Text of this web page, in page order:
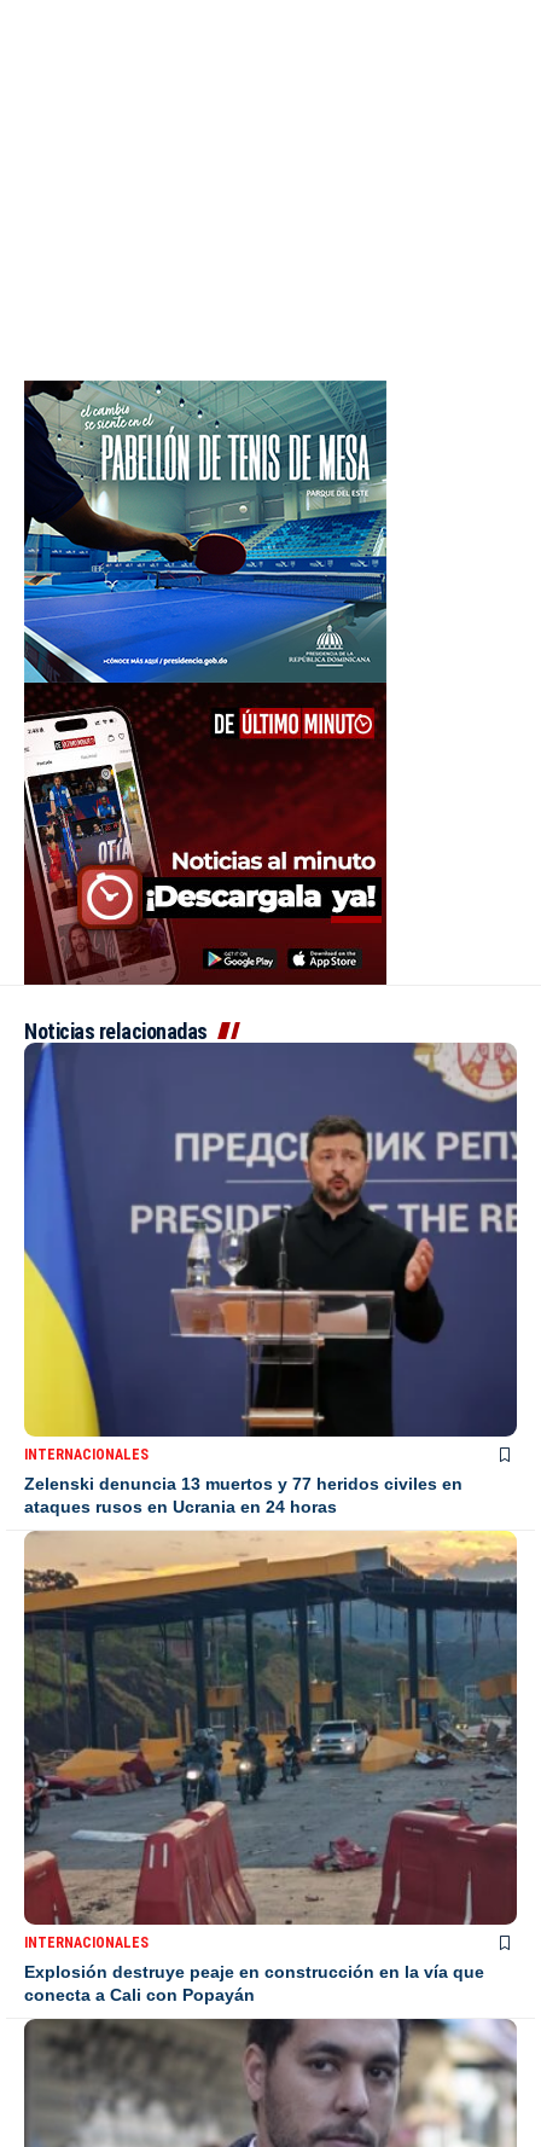
Noticias relacionadas
INTERNACIONALES
Zelenski denuncia 13 muertos y 77 heridos civiles en
ataques rusos en Ucrania en 24 horas
INTERNACIONALES
Explosión destruye peaje en construcción en la vía que
conecta a Cali con Popayán